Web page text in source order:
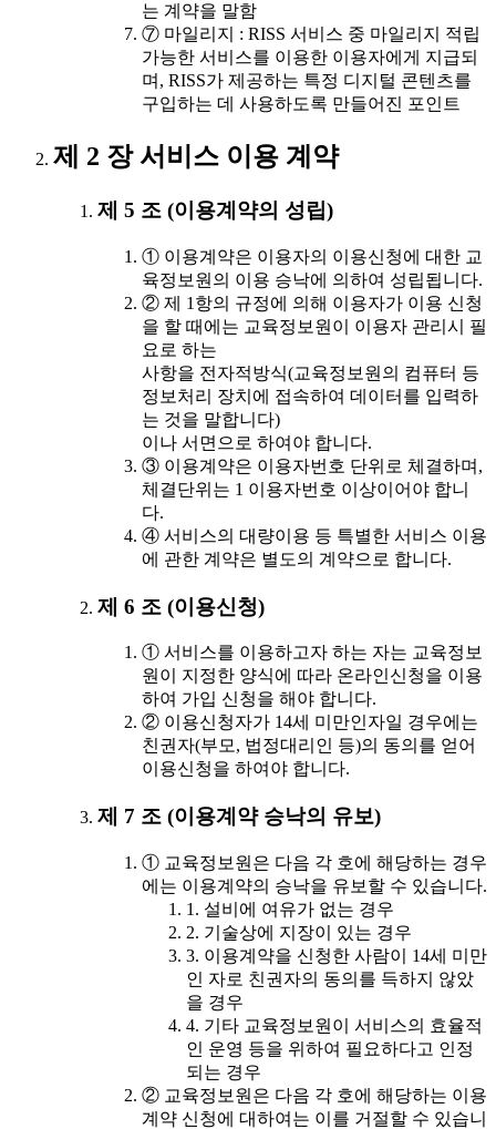
는 계약을 말함
⑦ 마일리지 : RISS 서비스 중 마일리지 적립
가능한 서비스를 이용한 이용자에게 지급되
며, RISS가 제공하는 특정 디지털 콘텐츠를
구입하는 데 사용하도록 만들어진 포인트
제 2 장 서비스 이용 계약
제 5 조 (이용계약의 성립)
① 이용계약은 이용자의 이용신청에 대한 교
육정보원의 이용 승낙에 의하여 성립됩니다.
② 제 1항의 규정에 의해 이용자가 이용 신청
을 할 때에는 교육정보원이 이용자 관리시 필
요로 하는
사항을 전자적방식(교육정보원의 컴퓨터 등
정보처리 장치에 접속하여 데이터를 입력하
는 것을 말합니다)
이나 서면으로 하여야 합니다.
③ 이용계약은 이용자번호 단위로 체결하며,
체결단위는 1 이용자번호 이상이어야 합니
다.
④ 서비스의 대량이용 등 특별한 서비스 이용
에 관한 계약은 별도의 계약으로 합니다.
제 6 조 (이용신청)
① 서비스를 이용하고자 하는 자는 교육정보
원이 지정한 양식에 따라 온라인신청을 이용
하여 가입 신청을 해야 합니다.
② 이용신청자가 14세 미만인자일 경우에는
친권자(부모, 법정대리인 등)의 동의를 얻어
이용신청을 하여야 합니다.
제 7 조 (이용계약 승낙의 유보)
① 교육정보원은 다음 각 호에 해당하는 경우
에는 이용계약의 승낙을 유보할 수 있습니다.
1. 설비에 여유가 없는 경우
2. 기술상에 지장이 있는 경우
3. 이용계약을 신청한 사람이 14세 미만
인 자로 친권자의 동의를 득하지 않았
을 경우
4. 기타 교육정보원이 서비스의 효율적
인 운영 등을 위하여 필요하다고 인정
되는 경우
② 교육정보원은 다음 각 호에 해당하는 이용
계약 신청에 대하여는 이를 거절할 수 있습니